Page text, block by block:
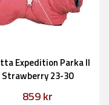
Expedition Parka II
Strawberry 23-30
859 kr